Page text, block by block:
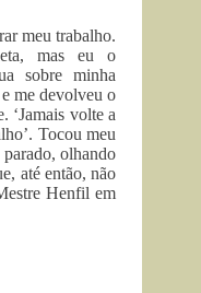
meu trabalho.
mas eu o
sobre minha
me devolveu o
‘Jamais volte a
Tocou meu
olhando
até então, não
Henfil em